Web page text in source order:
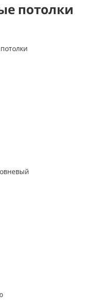
потолки